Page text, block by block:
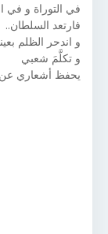
في التوراة و في
فارتعد السلطان..
و اندحر الظلم
و تكلَّمَ شعبي
يحفظ أشعاري